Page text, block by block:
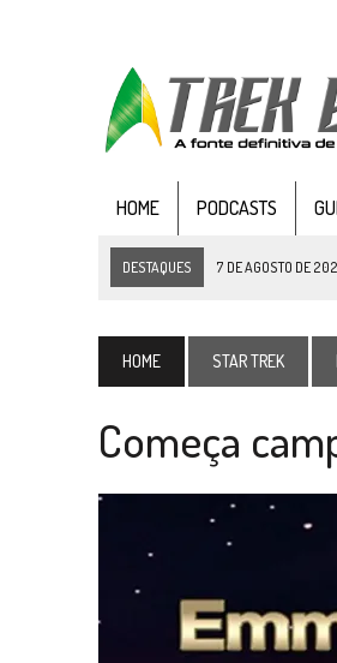
HOME PODCASTS
DESTAQUES 7 DE AGOSTO DE
4 DE AGOSTO DE 2026 |
VEJA
3 DE AGOSTO DE 2026
2 DE AGOSTO DE 2026 TB AO VIVO
1 DE AGOSTO DE 2026 ELENCO
31 DE JULHO DE 2026 GRANDES
7 DE AGOSTO DE 2026 | GRANDES
HOME STAR TREK
Começa